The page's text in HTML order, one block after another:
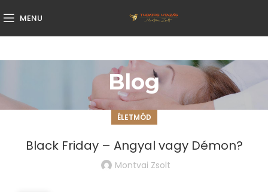
MENU
Blog
ÉLETMÓD
Black Friday – Angyal vagy Démon?
Montvai Zsolt